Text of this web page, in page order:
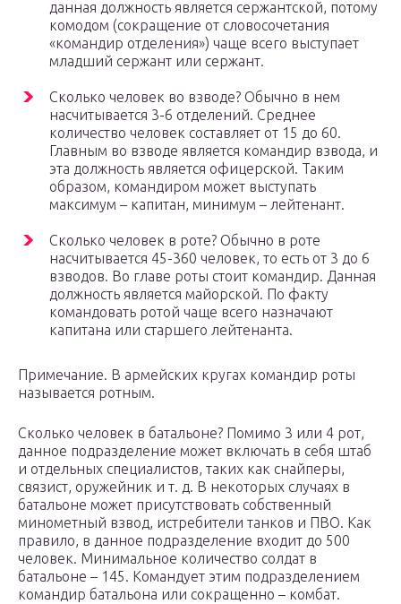
данная должность является сержантской, потому
комодом (сокращение от словосочетания
«командир отделения») чаще всего выступает
младший сержант или сержант.
Сколько человек во взводе? Обычно в нем
насчитывается 3-6 отделений. Среднее
количество человек составляет от 15 до 60.
Главным во взводе является командир взвода, и
эта должность является офицерской. Таким
образом, командиром может выступать
максимум – капитан, минимум – лейтенант.
Сколько человек в роте? Обычно в роте
насчитывается 45-360 человек, то есть от 3 до 6
взводов. Во главе роты стоит командир. Данная
должность является майорской. По факту
командовать ротой чаще всего назначают
капитана или старшего лейтенанта.
Примечание. В армейских кругах командир роты
называется ротным.
Сколько человек в батальоне? Помимо 3 или 4 рот,
данное подразделение может включать в себя штаб
и отдельных специалистов, таких как снайперы,
связист, оружейник и т. д. В некоторых случаях в
батальоне может присутствовать собственный
минометный взвод, истребители танков и ПВО. Как
правило, в данное подразделение входит до 500
человек. Минимальное количество солдат в
батальоне – 145. Командует этим подразделением
командир батальона или сокращенно – комбат.